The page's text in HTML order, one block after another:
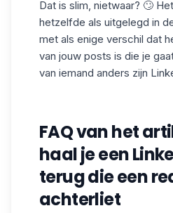
Dat is slim, nietwaar? 🙄
hetzelfde als uitgelegd in
met als enige verschil dat
van jouw posts is die je
van iemand anders zijn
FAQ van het
haal je een
terug die een
achterliet